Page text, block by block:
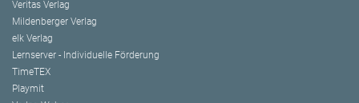
Veritas Verlag
Mildenberger Verlag
elk Verlag
Lernserver - Individuelle Förderung
TimeTEX
Playmit